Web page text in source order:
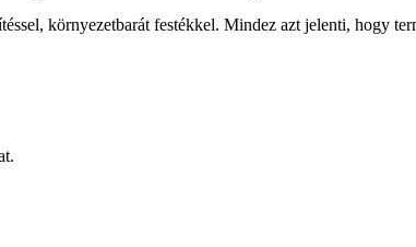
környezetbarát festékkel. Mindez azt jelenti, hogy